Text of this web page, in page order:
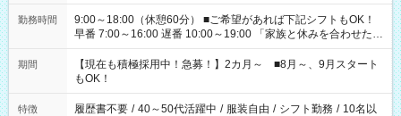
勤務時間
9:00～18:00（休憩60分） ■ご希望があれば下記シフトもOK！
早番 7:00～16:00 遅番 10:00～19:00 「家族と休みを合わせた
い」 「余裕を持って夕飯の準備がしたい」 「できれば残業はし
たくない」 など、ご希望を教えてくださいね。 ※Wワーク希望
の方へ 今ご覧のお仕事で希望する勤務時間と、もう1つのお仕事
の勤務時間。 合計で週40時間を超える場合は応募できません。
期間
【現在も積極採用中！急募！】2カ月～ ■8月～、9月スタート
もOK！
特徴 履歴書不要 / 40～50代活躍中 / 服装自由 / シフト勤務 / 10名以